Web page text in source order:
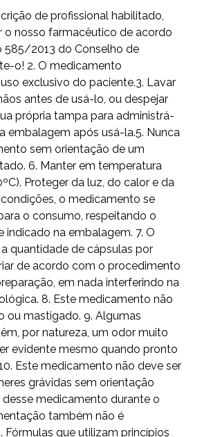
de profissional habilitado,
o nosso farmacêutico de acordo
585/2013 do Conselho de
o! 2. O medicamento
exclusivo do paciente.3. Lavar
antes de usá-lo, ou despejar
própria tampa para administrá-
embalagem após usá-la.5. Nunca
sem orientação de um
6. Manter em temperatura
Proteger da luz, do calor e da
o medicamento se
o consumo, respeitando o
indicado na embalagem. 7. O
quantidade de cápsulas por
de acordo com o procedimento
em nada interferindo na
8. Este medicamento não
ou mastigado. 9. Algumas
por natureza, um odor muito
evidente mesmo quando pronto
Este medicamento não deve ser
grávidas sem orientação
desse medicamento durante o
também não é
Fórmulas que utilizam princípios